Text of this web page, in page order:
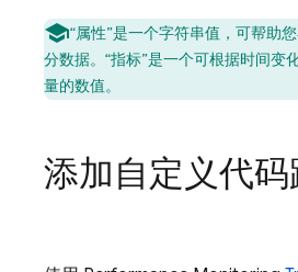
“属性”是一个字符串值，可帮助
分数据。 “指标”是一个可根据时间变
量的数值。
添加自定义代